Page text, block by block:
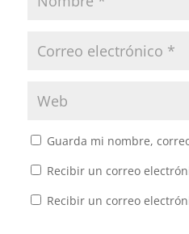
Guarda mi nombre,
Recibir un correo
Recibir un correo